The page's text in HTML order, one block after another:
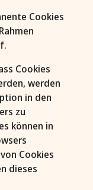
Cookies
Cookies
werden
in den
zu
können in
Cookies
dieses